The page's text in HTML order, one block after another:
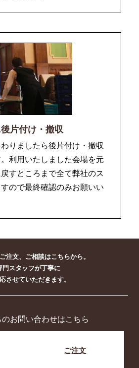
片付け・撤収
りましたら後片付け・撤収
利用いたしました会場を元
すところまで全て弊社のス
ので最終確認のみお願いい
注文、ご相談はこちらから。
門スタッフが丁寧に
させていただきます。
お問い合わせはこちら
ご注文